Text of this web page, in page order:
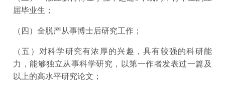
届毕业生；
（四）全脱产从事博士后研究工作；
（五）对科学研究有浓厚的兴趣，具有较强的科研能
力，能够独立从事科学研究，以第一作者发表过一篇及
以上的高水平研究论文；